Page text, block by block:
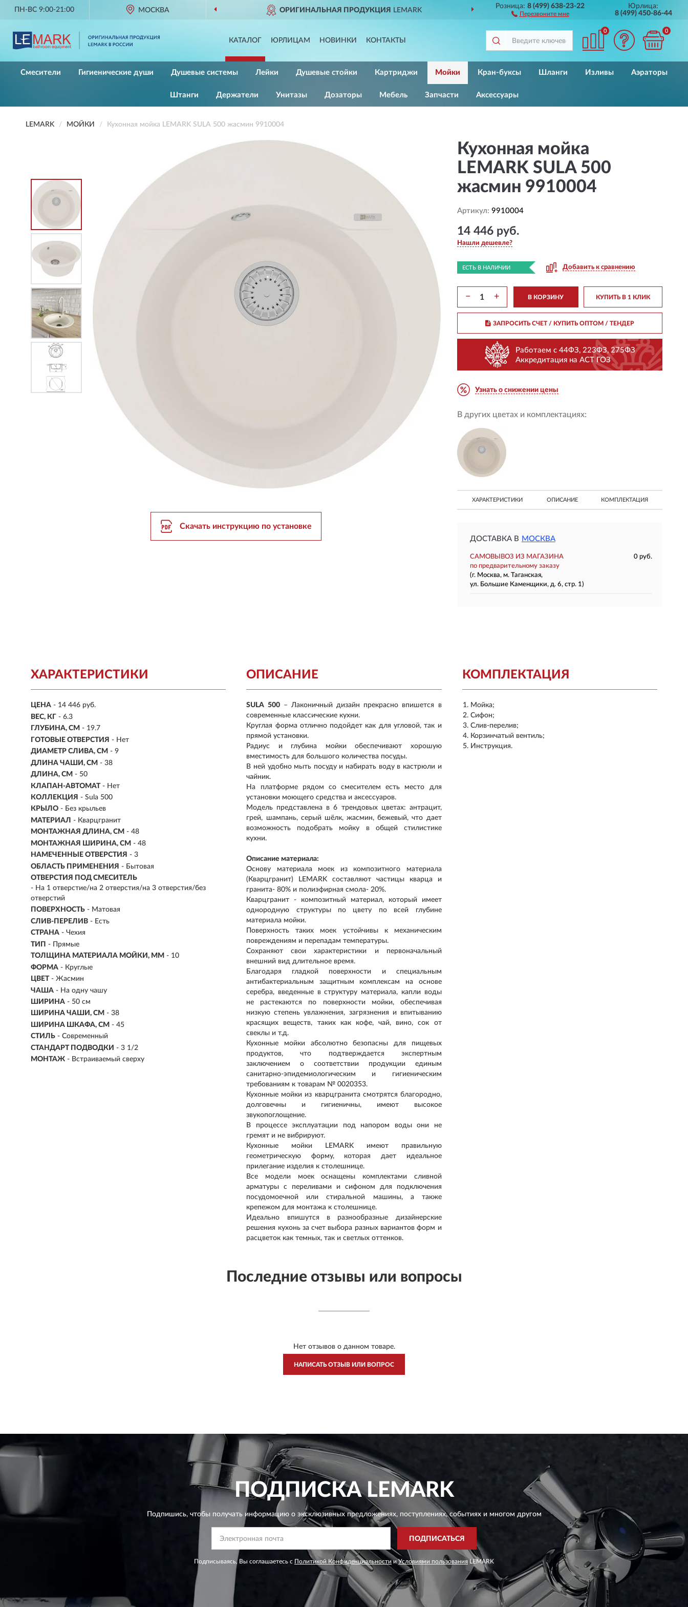
ПН-ВС 9:00-21:00 МОСКВА ОРИГИНАЛЬНАЯ ПРОДУКЦИЯ LEMARK ДОСТАВИМПО ВСЕЙ РОССИИ
Розница:8 (499) 638-23-22
Перезвоните мне
Юрлица:
8 (499) 450-86-44
КАТАЛОГ ЮРЛИЦАМ НОВИНКИ КОНТАКТЫ
0 0
Смесители Гигиенические души Душевые системы Лейки Душевые стойки Картриджи Мойки Кран-буксы Шланги Изливы Аэраторы
Штанги Держатели Унитазы Дозаторы Мебель Запчасти Аксессуары
LEMARK МОЙКИ Кухонная мойка LEMARK SULA 500 жасмин 9910004
Скачать инструкцию по установке
Кухонная мойка
LEMARK SULA 500
жасмин 9910004
Артикул: 9910004
14 446 руб.
Нашли дешевле?
ЕСТЬ В НАЛИЧИИ Добавить к сравнению
− + В КОРЗИНУ КУПИТЬ В 1 КЛИК
ЗАПРОСИТЬ СЧЕТ / КУПИТЬ ОПТОМ/ ТЕНДЕР
Работаем с 44ФЗ, 223ФЗ, 275ФЗ
Аккредитация на АСТ ГОЗ
Узнать о снижении цены
В других цветах и комплектациях:
ХАРАКТЕРИСТИКИ ОПИСАНИЕ КОМПЛЕКТАЦИЯ
ДОСТАВКА В МОСКВА
САМОВЫВОЗ ИЗ МАГАЗИНА
0 руб.
по предварительному заказу
(г. Москва, м. Таганская,
ул. Большие Каменщики, д. 6, стр. 1)
ХАРАКТЕРИСТИКИ
ЦЕНА - 14 446 руб.
ВЕС, КГ - 6.3
ГЛУБИНА, СМ - 19.7
ГОТОВЫЕ ОТВЕРСТИЯ - Нет
ДИАМЕТР СЛИВА, СМ - 9
ДЛИНА ЧАШИ, СМ - 38
ДЛИНА, СМ - 50
КЛАПАН-АВТОМАТ - Нет
КОЛЛЕКЦИЯ - Sula 500
КРЫЛО - Без крыльев
МАТЕРИАЛ - Кварцгранит
МОНТАЖНАЯ ДЛИНА, СМ - 48
МОНТАЖНАЯ ШИРИНА, СМ - 48
НАМЕЧЕННЫЕ ОТВЕРСТИЯ - 3
ОБЛАСТЬ ПРИМЕНЕНИЯ - Бытовая
ОТВЕРСТИЯ ПОД СМЕСИТЕЛЬ
- На 1 отверстие/на 2 отверстия/на 3 отверстия/без
отверстий
ПОВЕРХНОСТЬ - Матовая
СЛИВ-ПЕРЕЛИВ - Есть
СТРАНА - Чехия
ТИП - Прямые
ТОЛЩИНА МАТЕРИАЛА МОЙКИ, ММ - 10
ФОРМА - Круглые
ЦВЕТ - Жасмин
ЧАША - На одну чашу
ШИРИНА - 50 см
ШИРИНА ЧАШИ, СМ - 38
ШИРИНА ШКАФА, СМ - 45
СТИЛЬ - Современный
СТАНДАРТ ПОДВОДКИ - 3 1/2
МОНТАЖ - Встраиваемый сверху
КОМПЛЕКТАЦИЯ
Мойка;
Сифон;
Слив-перелив;
Корзинчатый вентиль;
Инструкция.
ОПИСАНИЕ
SULA 500– Лаконичный дизайн прекрасно впишется в
современные классические кухни.
Круглая форма отлично подойдет как для угловой, так и
прямой установки.
Радиус и глубина мойки обеспечивают хорошую
вместимость для большого количества посуды.
В ней удобно мыть посуду и набирать воду в кастрюли и
чайник.
На платформе рядом со смесителем есть место для
установки моющего средства и аксессуаров.
Модель представлена в 6 трендовых цветах: антрацит,
грей, шампань, серый шёлк, жасмин, бежевый, что дает
возможность подобрать мойку в общей стилистике
кухни.
Описание материала:
Основу материала моек из композитного материала
(Кварцгранит) LEMARK составляют частицы кварца и
гранита- 80% и полиэфирная смола- 20%.
Кварцгранит - композитный материал, который имеет
однородную структуры по цвету по всей глубине
материала мойки.
Поверхность таких моек устойчивы к механическим
повреждениям и перепадам температуры.
Сохраняют свои характеристики и первоначальный
внешний вид длительное время.
Благодаря гладкой поверхности и специальным
антибактериальным защитным комплексам на основе
серебра, введенные в структуру материала, капли воды
не растекаются по поверхности мойки, обеспечивая
низкую степень увлажнения, загрязнения и впитыванию
красящих веществ, таких как кофе, чай, вино, сок от
свеклы и т.д.
Кухонные мойки абсолютно безопасны для пищевых
продуктов, что подтверждается экспертным
заключением о соответствии продукции единым
санитарно-эпидемиологическим и гигиеническим
требованиям к товарам № 0020353.
Кухонные мойки из кварцгранита смотрятся благородно,
долговечны и гигиеничны, имеют высокое
звукопоглощение.
В процессе эксплуатации под напором воды они не
гремят и не вибрируют.
Кухонные мойки LEMARK имеют правильную
геометрическую форму, которая дает идеальное
прилегание изделия к столешнице.
Все модели моек оснащены комплектами сливной
арматуры с переливами и сифоном для подключения
посудомоечной или стиральной машины, а также
крепежом для монтажа к столешнице.
Идеально впишутся в разнообразные дизайнерские
решения кухонь за счет выбора разных вариантов форм и
расцветок как темных, так и светлых оттенков.
Последние отзывы или вопросы
Нет отзывов о данном товаре.
НАПИСАТЬ ОТЗЫВ ИЛИ ВОПРОС
ПОДПИСКАLEMARK
Подпишись, чтобы получать информацию о эксклюзивных предложениях,поступлениях, событиях и многом другом
ПОДПИСАТЬСЯ
Подписываясь, Вы соглашаетесь с Политикой Конфиденциальности иУсловиями пользования LEMARK